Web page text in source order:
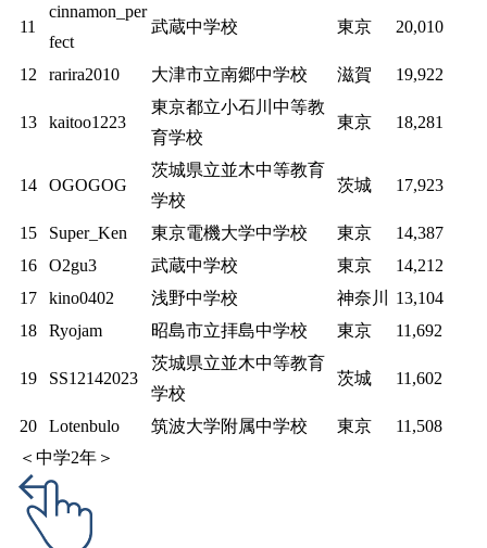
11
cinnamon_per
fect
武蔵中学校 東京 20,010
12 rarira2010 大津市立南郷中学校 滋賀 19,922
13 kaitoo1223
東京都立小石川中等教
育学校
東京 18,281
14 OGOGOG
茨城県立並木中等教育
学校
茨城 17,923
15 Super_Ken 東京電機大学中学校 東京
14,387
16
O2gu3 武蔵中学校 東京
14,212
17
kino0402 浅野中学校 神奈川
13,104
18
Ryojam 昭島市立拝島中学校 東京 11,692
19 SS12142023
茨城県立並木中等教育
学校
茨城 11,602
20 Lotenbulo 筑波大学附属中学校 東京
11,508
＜中学2年＞